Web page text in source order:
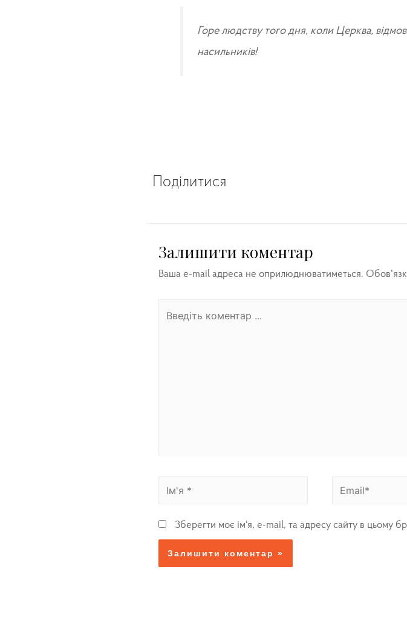
Горе людству того дня, коли Церква,
насильників!
Поділитися
Залишити коментар
Ваша e-mail адреса не оприлюднюватиметься.
Зберегти моє ім'я, e-mail, та адресу сайту в цьому